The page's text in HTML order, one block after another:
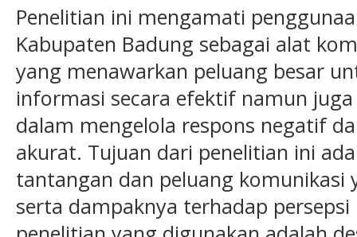
Penelitian ini mengamati
Kabupaten Badung sebagai alat
yang menawarkan peluang besar
informasi secara efektif namun
dalam mengelola respons negatif
akurat. Tujuan dari penelitian ini
tantangan dan peluang komunikasi
serta dampaknya terhadap